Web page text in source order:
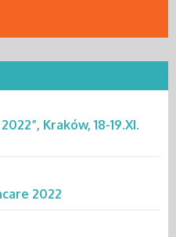
Kraków, 18-19.XI.
2022